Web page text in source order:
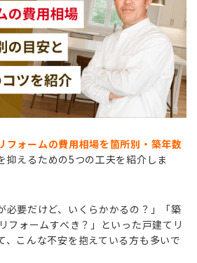
フォームの費用相場を箇所別・築年数
抑えるための5つの工夫を紹介しま
必要だけど、いくらかかるの？」「築
フォームすべき？」といった戸建てリ
、こんな不安を抱えている方も多いで